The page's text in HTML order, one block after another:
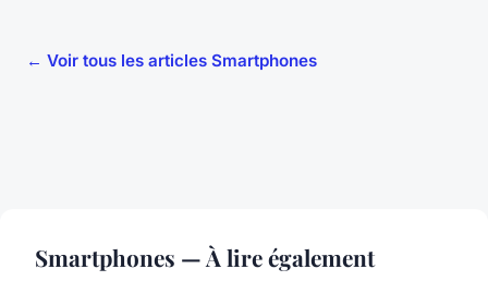
← Voir tous les articles Smartphones
Smartphones — À lire également